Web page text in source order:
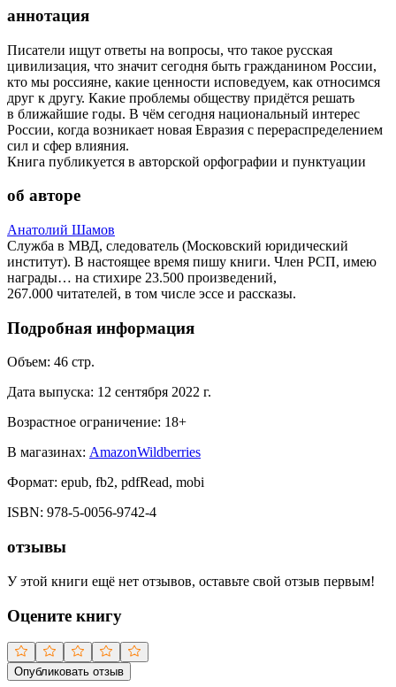
аннотация
Писатели ищут ответы на вопросы, что такое русская
цивилизация, что значит сегодня быть гражданином России,
кто мы россияне, какие ценности исповедуем, как относимся
друг к другу. Какие проблемы обществу придётся решать
в ближайшие годы. В чём сегодня национальный интерес
России, когда возникает новая Евразия с перераспределением
сил и сфер влияния.
Книга публикуется в авторской орфографии и пунктуации
об авторе
Анатолий Шамов
Служба в МВД, следователь (Московский юридический
институт). В настоящее время пишу книги. Член РСП, имею
награды… на стихире 23.500 произведений,
267.000 читателей, в том числе эссе и рассказы.
Подробная информация
Объем: 46 стр.
Дата выпуска: 12 сентября 2022 г.
Возрастное ограничение: 18+
В магазинах: AmazonWildberries
Формат: epub, fb2, pdfRead, mobi
ISBN: 978-5-0056-9742-4
отзывы
У этой книги ещё нет отзывов, оставьте свой отзыв первым!
Оцените книгу
Опубликовать отзыв